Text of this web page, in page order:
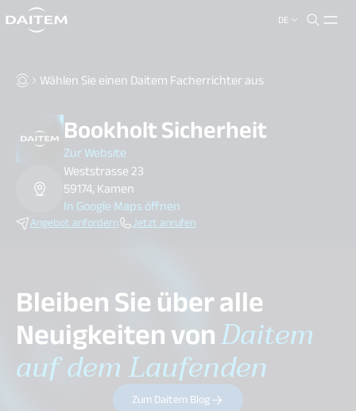
DE
search.label
Wählen Sie einen Daitem Facherrichter aus
Bookholt Sicherheit
Zur Website
Weststrasse 23
59174, Kamen
In Google Maps öffnen
Angebot anfordern Jetzt anrufen
Bleiben Sie über alle
Neuigkeiten vonDaitem
auf dem Laufenden
Zum Daitem Blog